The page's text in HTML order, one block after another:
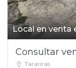
Local en venta
Consultar
Tarariras